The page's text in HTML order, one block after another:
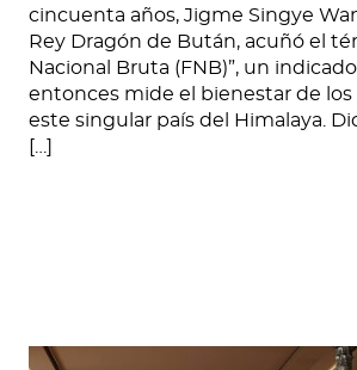
cincuenta años, Jigme Singye
Rey Dragón de Bután, acuñó el
Nacional Bruta (FNB)”, un
entonces mide el bienestar de
este singular país del Himalaya.
[…]